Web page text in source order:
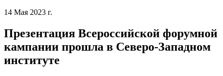
14 Мая 2023 г.
Презентация Всероссийской форумной
кампании прошла в Северо-Западном
институте